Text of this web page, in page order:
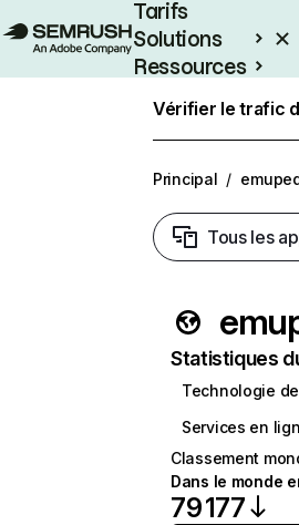
Tarifs
Solutions
Ressources
Vérifier le trafic
Principal /
Tous les
Statistiques
Technologie
Services en
Classement
Dans le monde
79 177